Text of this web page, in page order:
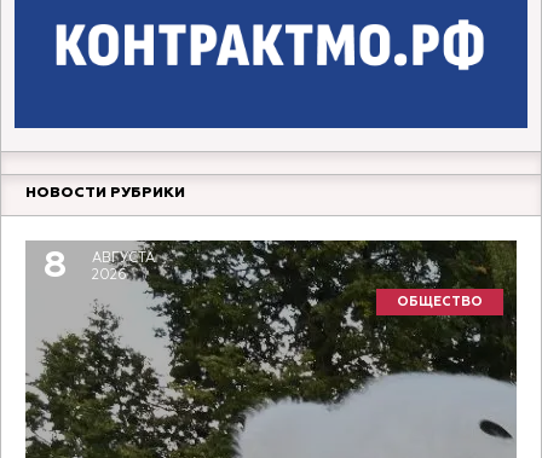
НОВОСТИ РУБРИКИ
8
АВГУСТА
2026
ОБЩЕСТВО